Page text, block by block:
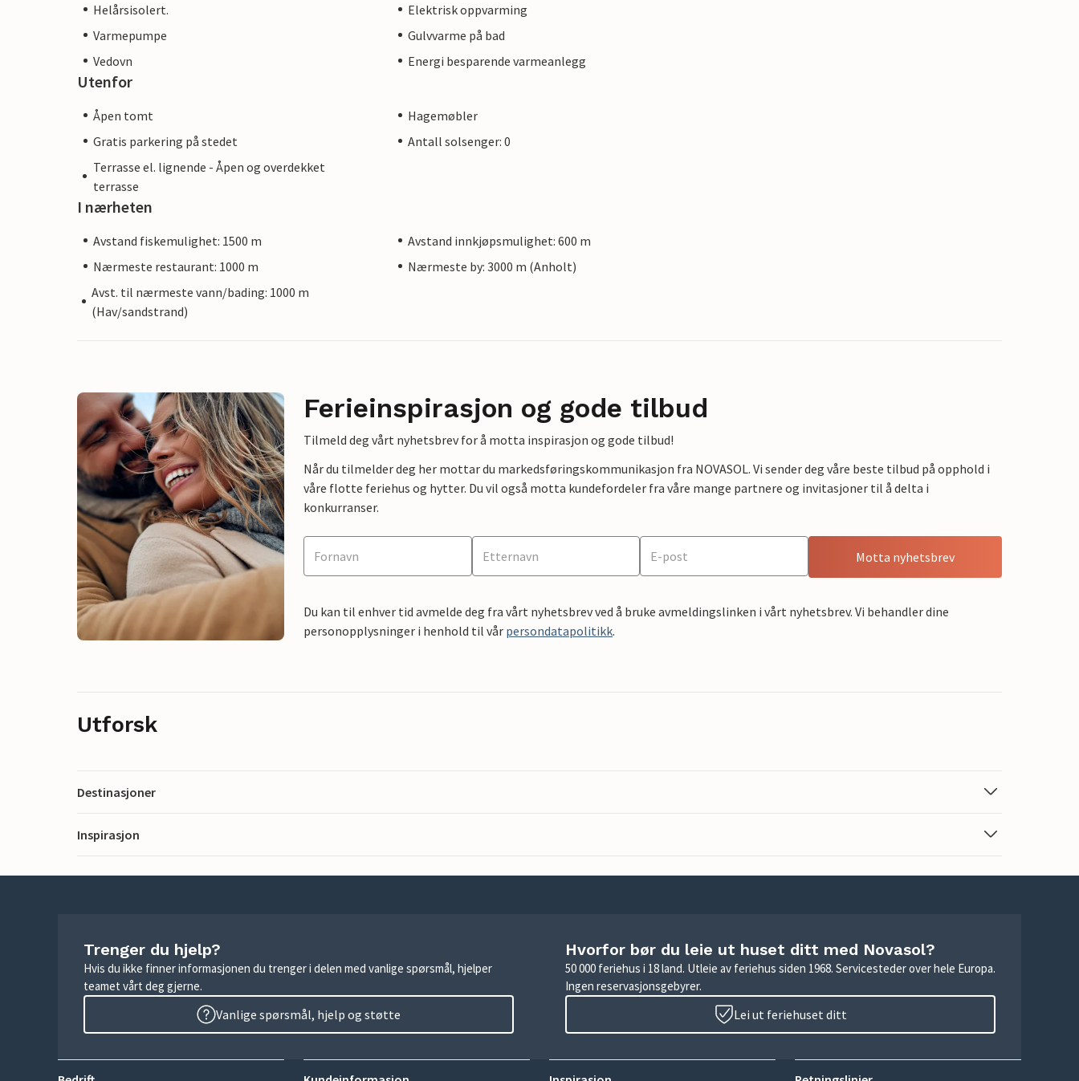
Helårsisolert.
Elektrisk oppvarming
Varmepumpe
Gulvvarme på bad
Vedovn
Energi besparende varmeanlegg
Utenfor
Åpen tomt
Hagemøbler
Gratis parkering på stedet
Antall solsenger: 0
Terrasse el. lignende - Åpen og overdekket
terrasse
I nærheten
Avstand fiskemulighet: 1500 m
Avstand innkjøpsmulighet: 600 m
Nærmeste restaurant: 1000 m
Nærmeste by: 3000 m (Anholt)
Avst. til nærmeste vann/bading: 1000 m
(Hav/sandstrand)
Ferieinspirasjon og gode tilbud
Tilmeld deg vårt nyhetsbrev for å motta inspirasjon og gode tilbud!
Når du tilmelder deg her mottar du markedsføringskommunikasjon fra NOVASOL. Vi sender deg våre beste tilbud på opphold i
våre flotte feriehus og hytter. Du vil også motta kundefordeler fra våre mange partnere og invitasjoner til å delta i
konkurranser.
Motta nyhetsbrev
Du kan til enhver tid avmelde deg fra vårt nyhetsbrev ved å bruke avmeldingslinken i vårt nyhetsbrev. Vi behandler dine
personopplysninger i henhold til vår persondatapolitikk.
Utforsk
Destinasjoner
Inspirasjon
Trenger du hjelp?
Hvis du ikke finner informasjonen du trenger i delen med vanlige spørsmål, hjelper
teamet vårt deg gjerne.
Vanlige spørsmål, hjelp og støtte
Hvorfor bør du leie ut huset ditt med Novasol?
50 000 feriehus i 18 land. Utleie av feriehus siden 1968. Servicesteder over hele Europa.
Ingen reservasjonsgebyrer.
Lei ut feriehuset ditt